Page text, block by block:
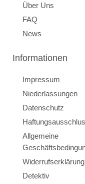
Über Uns
FAQ
News
Informationen
Impressum
Niederlassungen
Datenschutz
Allgemeine
Widerrufserklärung
Detektiv